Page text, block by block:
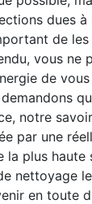
dues à
de
vous ne
de
notre
par une
la plus
nettoyage
en toute